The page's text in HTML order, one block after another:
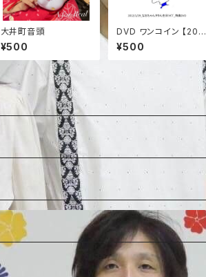
大井町音頭
¥500
DVD ワンコイン 【201
2.1.29 なおちゃんお誕
生日ライブ当日限定Rel
ease 再販DVD】
¥500